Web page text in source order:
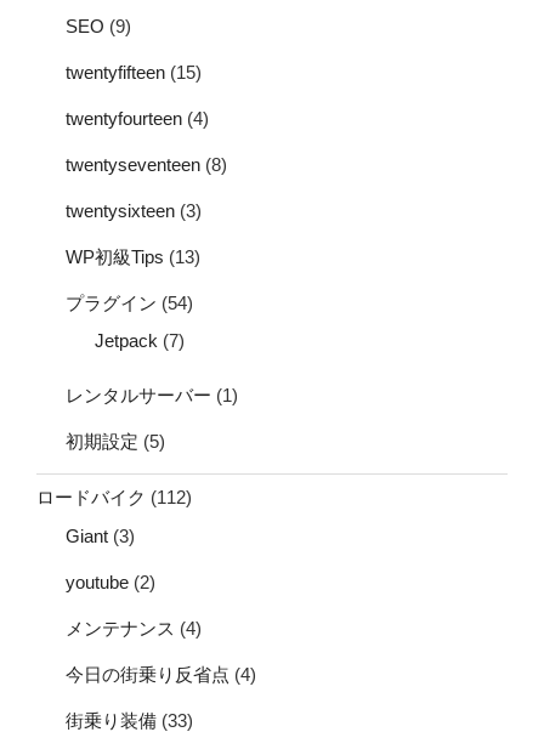
SEO (9)
twentyfifteen (15)
twentyfourteen (4)
twentyseventeen (8)
twentysixteen (3)
WP初級Tips (13)
プラグイン (54)
Jetpack (7)
レンタルサーバー (1)
初期設定 (5)
ロードバイク (112)
Giant (3)
youtube (2)
メンテナンス (4)
今日の街乗り反省点 (4)
街乗り装備 (33)